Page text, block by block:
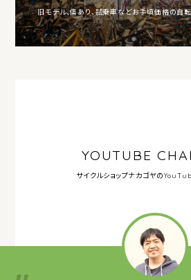
旧モデル、傷あり、試乗車などお手頃価格の自
YOUTUBE
サイクルショップナカゴヤの